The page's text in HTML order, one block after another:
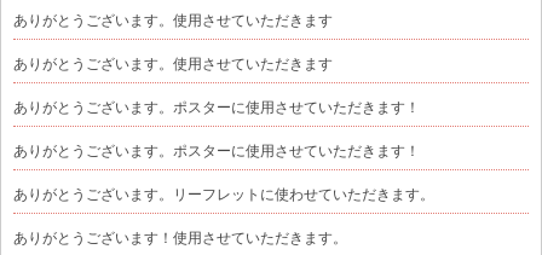
ありがとうございます。使用させていただきます
ありがとうございます。使用させていただきます
ありがとうございます。ポスターに使用させていただきます！
ありがとうございます。ポスターに使用させていただきます！
ありがとうございます。リーフレットに使わせていただきます。
ありがとうございます！使用させていただきます。